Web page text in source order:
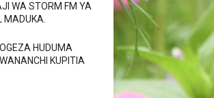
WA STORM FM YA
MADUKA.
HUDUMA
KUPITIA